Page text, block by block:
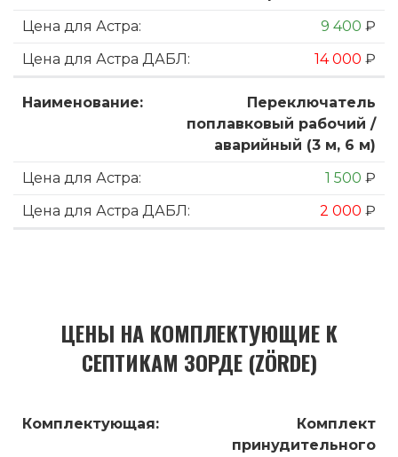
9 400 ₽
14 000 ₽
Переключатель
поплавковый рабочий /
аварийный (3 м, 6 м)
1 500 ₽
2 000 ₽
ЦЕНЫ НА КОМПЛЕКТУЮЩИЕ К
СЕПТИКАМ ЗОРДЕ (ZÖRDE)
Комплект
принудительного